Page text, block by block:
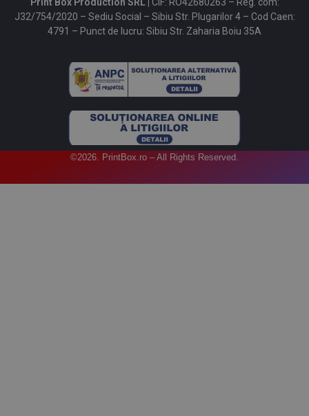
J32/754/2020 – Sediu Social – Sibiu Str. Plugarilor 4 – Cod Caen:
4791 – Punct de lucru: Sibiu Str. Zaharia Boiu 35A
©2026. PrintBox.ro – All Rights Reserved.